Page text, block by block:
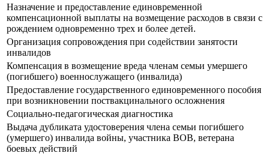
Назначение и предоставление единовременной
компенсационной выплаты на возмещение расходов в связи с
рождением одновременно трех и более детей.
Организация сопровождения при содействии занятости
инвалидов
Компенсация в возмещение вреда членам семьи умершего
(погибшего) военнослужащего (инвалида)
Предоставление государственного единовременного пособия
при возникновении поствакцинального осложнения
Социально-педагогическая диагностика
Выдача дубликата удостоверения члена семьи погибшего
(умершего) инвалида войны, участника ВОВ, ветерана
боевых действий